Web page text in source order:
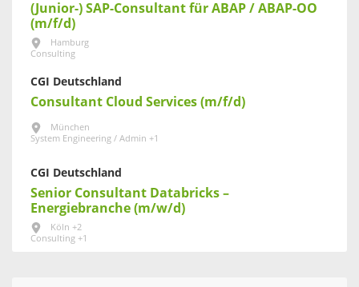
(Junior-) SAP-Consultant für ABAP / ABAP-OO
(m/f/d)
Hamburg
Consulting
CGI Deutschland
Consultant Cloud Services (m/f/d)
München
System Engineering / Admin +1
CGI Deutschland
Senior Consultant Databricks –
Energiebranche (m/w/d)
Köln +2
Consulting +1